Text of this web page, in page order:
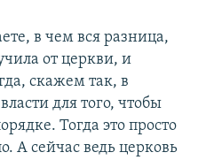
в чем вся разница,
от церкви, и
скажем так, в
для того, чтобы
Тогда это просто
А сейчас ведь церковь